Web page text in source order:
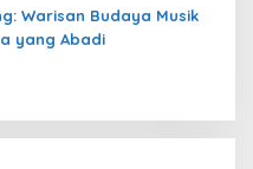
Warisan Budaya Musik
yang Abadi